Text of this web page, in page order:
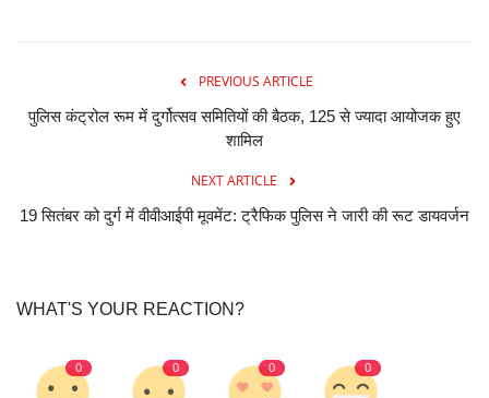
PREVIOUS ARTICLE
पुलिस कंट्रोल रूम में दुर्गोत्सव समितियों की बैठक, 125 से ज्यादा आयोजक हुए
शामिल
NEXT ARTICLE
19 सितंबर को दुर्ग में वीवीआईपी मूवमेंट: ट्रैफिक पुलिस ने जारी की रूट डायवर्जन
WHAT'S YOUR REACTION?
0 0 0 0